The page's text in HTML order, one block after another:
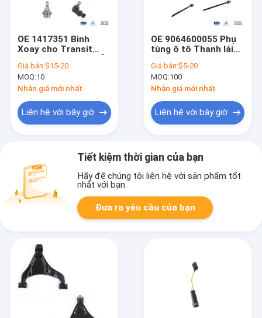
OE 1417351 Bình
Xoay cho Transit
tô Bảo hành 1 năm
Giá bán:$15-20
MOQ:10
Nhận giá mới nhất
Liên hệ với bây giờ
OE 9064600055 Phụ
tùng ô tô Thanh lái
cho Mercedes
Sprinter W906 2014-
2018
Giá bán:$5-20
MOQ:100
Nhận giá mới nhất
Liên hệ với bây giờ
Tiết kiệm thời gian của bạn
Hãy để chúng tôi liên hệ với sản phẩm tốt
nhất với bạn.
Đưa ra yêu cầu của bạn